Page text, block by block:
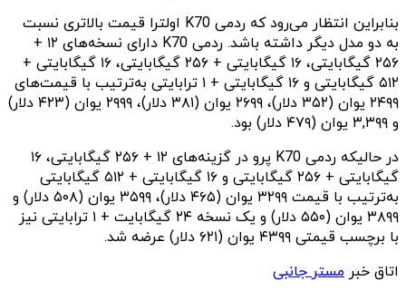
بنابراین انتظار می‌رود که ردمی K70 اولترا قیمت بالاتری نسبت
به دو مدل دیگر داشته باشد. ردمی K70 دارای نسخه‌های ۱۲ +
۲۵۶ گیگابایتی، ۱۶ گیگابایتی + ۲۵۶ گیگابایتی، ۱۶ گیگابایتی +
۵۱۲ گیگابایتی و ۱۶ گیگابایتی + ۱ ترابایتی به‌ترتیب با قیمت‌های
۲۴۹۹ یوان (۳۵۲ دلار)، ۲۶۹۹ یوان (۳۸۱ دلار)، ۲۹۹۹ یوان (۴۲۳ دلار)
و ۳,۳۹۹ یوان (۴۷۹ دلار) بود.
در حالیکه ردمی K70 پرو در گزینه‌های ۱۲ + ۲۵۶ گیگابایتی، ۱۶
گیگابایتی + ۲۵۶ گیگابایتی و ۱۶ گیگابایتی + ۵۱۲ گیگابایتی
به‌ترتیب با قیمت ۳۲۹۹ یوان (۴۶۵ دلار)، ۳۵۹۹ یوان (۵۰۸ دلار) و
۳۸۹۹ یوان (۵۵۰ دلار) و یک نسخه ۲۴ گیگابایت + ۱ ترابایتی نیز
با برچسب قیمتی ۴۳۹۹ یوان (۶۲۱ دلار) عرضه شد.
اتاق خبر مستر جانبی